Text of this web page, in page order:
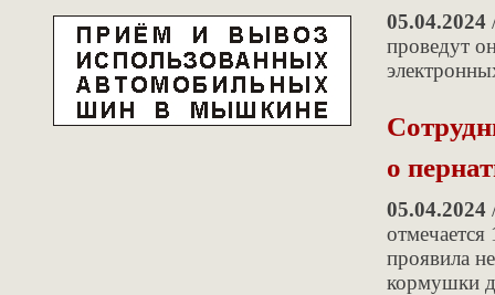
05.04.2024
проведут
о
05.04.2024
отмечается
проявила
кормушки